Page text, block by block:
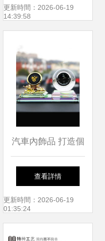
異味，精選實用汽
更新時間：2026-06-19
14:39:58
汽車內飾品 打造個
性化座駕與金牌女
人街的時尚碰撞
查看詳情
更新時間：2026-06-19
01:35:24